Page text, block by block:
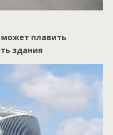
плавить
здания